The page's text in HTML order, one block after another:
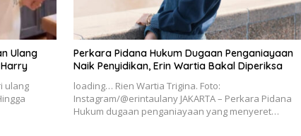
Ulang
ulang
Perkara Pidana Hukum Dugaan Penganiayaan
Naik Penyidikan, Erin Wartia Bakal Diperiksa
loading… Rien Wartia Trigina. Foto:
Instagram/@erintaulany JAKARTA – Perkara Pidana
Hukum dugaan penganiayaan yang menyeret…